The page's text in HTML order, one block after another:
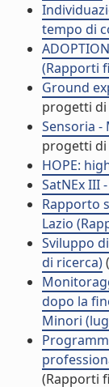
tempo di
(Rapporti
Ground
progetti di
Sensoria
progetti di
HOPE:
SatNEx III
Rapporto
Lazio
Sviluppo
di ricerca)
dopo la
Minori
(Rapporti